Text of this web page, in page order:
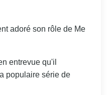
adoré son rôle de Me
entrevue qu'il
populaire série de